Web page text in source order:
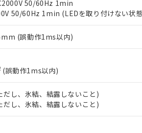
50/60Hz 1min
50/60Hz 1min (LEDを取り付けない状
(誤動作1ms以内)
(誤動作1ms以内)
し、氷結、結露しないこと)
し、氷結、結露しないこと)
能（部品リスト作成サービス）をご利用
ェブサイト上で当社にご登録された部品
品・サービスに関するお客様との取引・商
用者とは、"個人情報の共同利用に関して"
します。
ダウンロード
をダウンロードすることができます。
物質）の非含有証明書
書（当社基準）
時点で非含有を証明するもので、過去に
フタル酸エステル類４物質の対応では、
考欄に対応日を記載しておりました。
10物質）のすべてが基準値以下であること
状況下において有害物質が外部に漏えい
。当社販売部門へお問い合わせください。
(最新の在庫状況については、お客様のお
店・当社販売員にご確認ください)
機種、また在庫状況の情報を公開していな